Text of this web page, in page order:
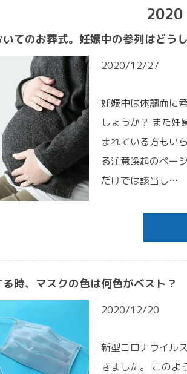
2020
てのお葬式。妊娠中の参列はどう
2020/12/27
妊娠中は体調面に
しょうか？ また妊
まれている方もい
る注意喚起のペー
だけでは該当し…
時、マスクの色は何色がベスト？
2020/12/20
新型コロナウイル
きました。 このよ